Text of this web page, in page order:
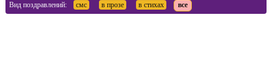
Вид поздравлений: смс в прозе в стихах все